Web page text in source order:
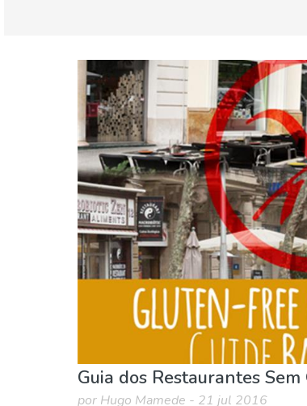
Comida & Restaurantes
Compras
Guia dos Restaurantes
por Hugo Mamede - 21 jul 2016